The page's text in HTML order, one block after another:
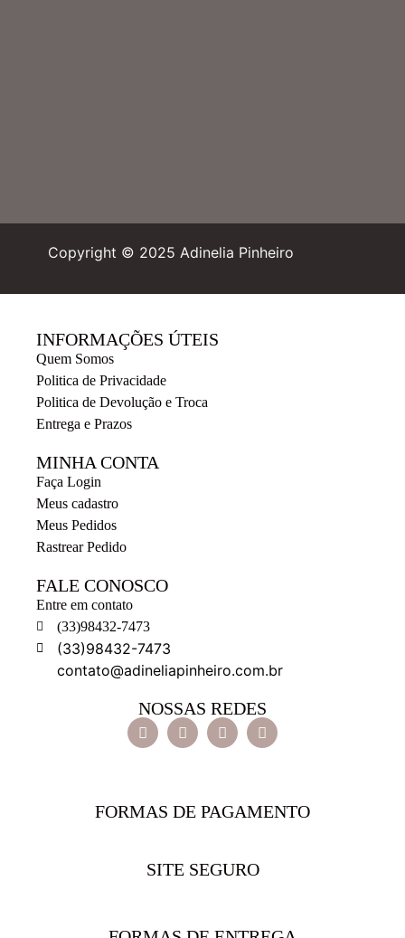
Copyright © 2025 Adinelia Pinheiro
INFORMAÇÕES ÚTEIS
Quem Somos
Politica de Privacidade
Politica de Devolução e Troca
Entrega e Prazos
MINHA CONTA
Faça Login
Meus cadastro
Meus Pedidos
Rastrear Pedido
FALE CONOSCO
Entre em contato
(33)98432-7473
(33)98432-7473
contato@adineliapinheiro.com.br
NOSSAS REDES
FORMAS DE PAGAMENTO
SITE SEGURO